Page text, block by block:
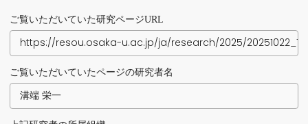
ご覧いただいていた研究ページURL
ご覧いただいていたページの研究者名